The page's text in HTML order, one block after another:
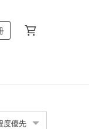
度優先